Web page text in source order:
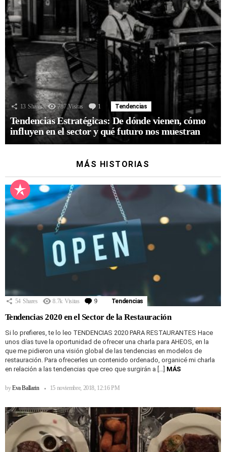
13 Shares 787 Visitas 1 Comentario
Tendencias
Tendencias Estratégicas: De dónde vienen, cómo
influyen en el sector y qué futuro nos muestran
MÁS HISTORIAS
54 Shares 8.7k Visitas 9 Comentarios
Tendencias
Tendencias 2020 en el Sector de la Restauración
Si lo prefieres, te lo leo TENDENCIAS 2020 PARA RESTAURANTES Hace
unos días tuve la oportunidad de ofrecer una charla para AHEOS, en la
que me pidieron una visión global de las tendencias en modelos de
restauración. Para ofrecerles un contenido ordenado, organicé mi charla
en relación a las tendencias que creo que surgirán a […] MÁS
byEva Ballarin 15 noviembre, 2018, 12:16 PM